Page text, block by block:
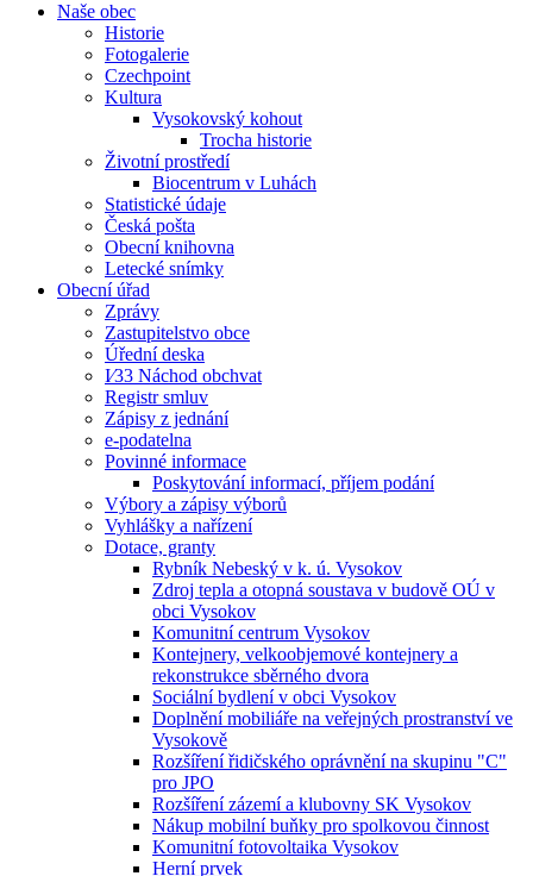
Naše obec
Historie
Fotogalerie
Czechpoint
Kultura
Vysokovský kohout
Trocha historie
Životní prostředí
Biocentrum v Luhách
Statistické údaje
Česká pošta
Obecní knihovna
Letecké snímky
Obecní úřad
Zprávy
Zastupitelstvo obce
Úřední deska
I⁄33 Náchod obchvat
Registr smluv
Zápisy z jednání
e-podatelna
Povinné informace
Poskytování informací, příjem podání
Výbory a zápisy výborů
Vyhlášky a nařízení
Dotace, granty
Rybník Nebeský v k. ú. Vysokov
Zdroj tepla a otopná soustava v budově OÚ v
obci Vysokov
Komunitní centrum Vysokov
Kontejnery, velkoobjemové kontejnery a
rekonstrukce sběrného dvora
Sociální bydlení v obci Vysokov
Doplnění mobiliáře na veřejných prostranství ve
Vysokově
Rozšíření řidičského oprávnění na skupinu "C"
pro JPO
Rozšíření zázemí a klubovny SK Vysokov
Nákup mobilní buňky pro spolkovou činnost
Komunitní fotovoltaika Vysokov
Herní prvek